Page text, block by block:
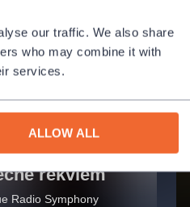
our traffic. We also share
who may combine it with
services.
ALLOW ALL
rekviem
Radio Symphony